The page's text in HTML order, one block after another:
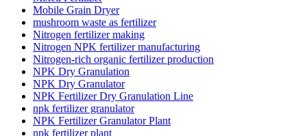
Mobile Grain Dryer
mushroom waste as fertilizer
Nitrogen fertilizer making
Nitrogen NPK fertilizer manufacturing
Nitrogen-rich organic fertilizer production
NPK Dry Granulation
NPK Dry Granulator
NPK Fertilizer Dry Granulation Line
npk fertilizer granulator
NPK Fertilizer Granulator Plant
npk fertilizer plant